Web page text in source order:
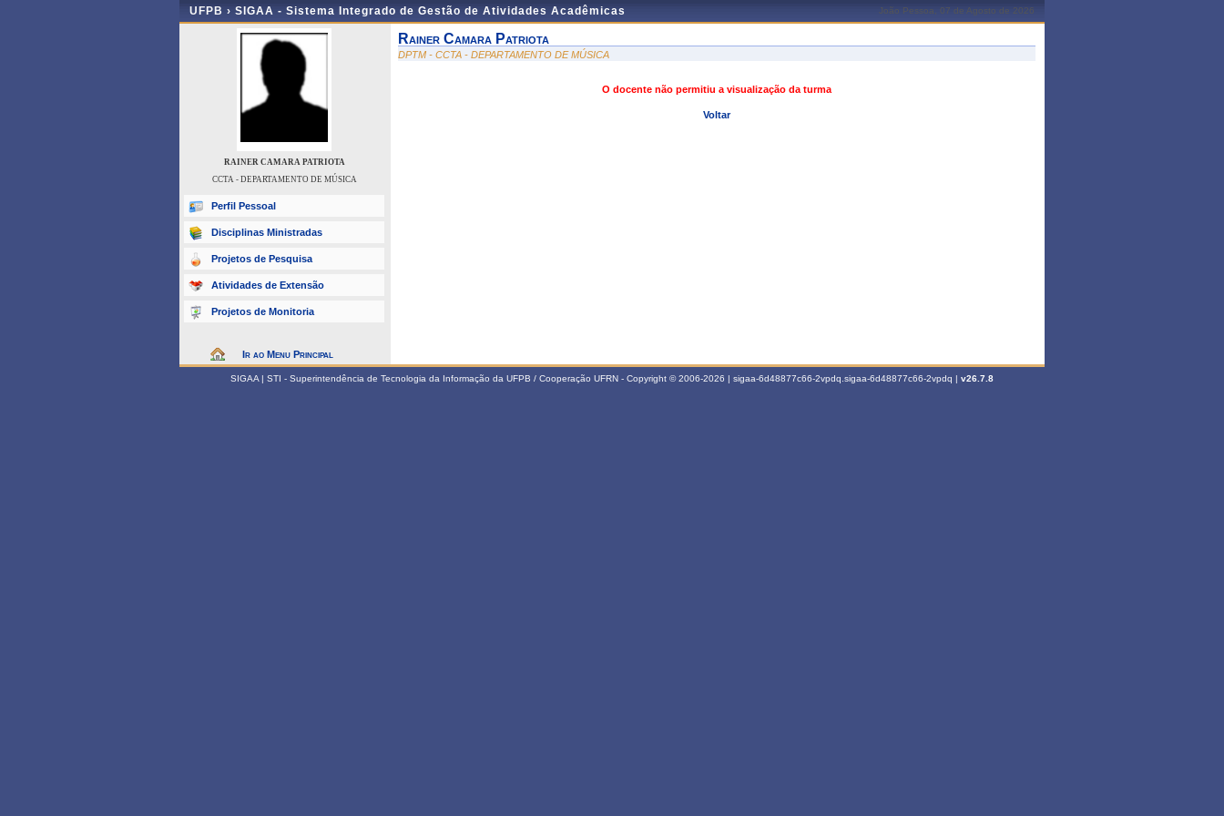
UFPB › SIGAA - Sistema Integrado de Gestão de Atividades Acadêmicas João Pessoa, 07 de Agosto de 2026
RAINER CAMARA PATRIOTA
CCTA - DEPARTAMENTO DE MÚSICA
Perfil Pessoal
Disciplinas Ministradas
Projetos de Pesquisa
Atividades de Extensão
Projetos de Monitoria
Ir ao Menu Principal
Rainer Camara Patriota
DPTM - CCTA - DEPARTAMENTO DE MÚSICA
O docente não permitiu a visualização da turma
Voltar
SIGAA | STI - Superintendência de Tecnologia da Informação da UFPB / Cooperação UFRN - Copyright © 2006-2026 | sigaa-6d48877c66-2vpdq.sigaa-6d48877c66-2vpdq | v26.7.8